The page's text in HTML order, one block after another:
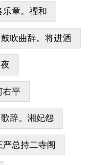
章。禋和
吹曲辞。将进酒
右平
辞。湘妃怨
总持二寺阁